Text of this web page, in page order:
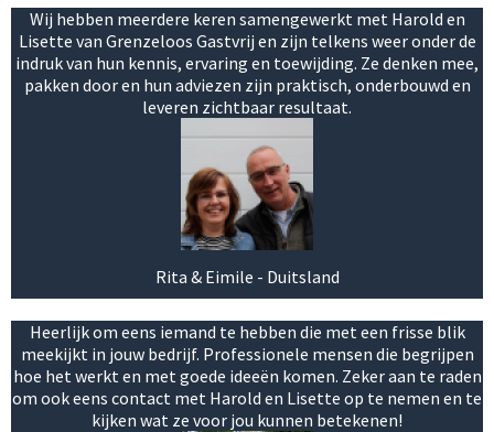
Wij hebben meerdere keren samengewerkt met Harold en
Lisette van Grenzeloos Gastvrij en zijn telkens weer onder de
indruk van hun kennis, ervaring en toewijding. Ze denken mee,
pakken door en hun adviezen zijn praktisch, onderbouwd en
leveren zichtbaar resultaat.
Rita & Eimile - Duitsland
Heerlijk om eens iemand te hebben die met een frisse blik
meekijkt in jouw bedrijf. Professionele mensen die begrijpen
hoe het werkt en met goede ideeën komen. Zeker aan te raden
om ook eens contact met Harold en Lisette op te nemen en te
kijken wat ze voor jou kunnen betekenen!